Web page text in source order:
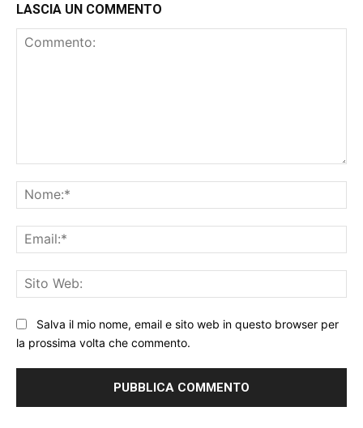
LASCIA UN COMMENTO
Salva il mio nome, email e sito web in questo browser per
la prossima volta che commento.